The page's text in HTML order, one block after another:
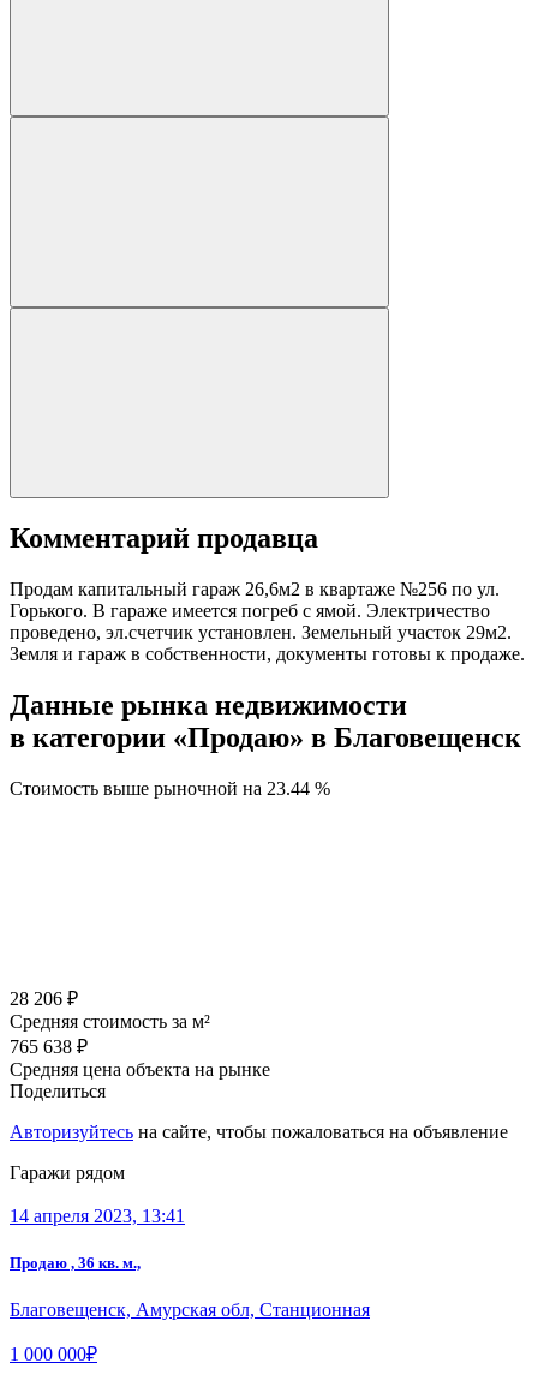
Комментарий продавца
Продам капитальный гараж 26,6м2 в квартаже №256 по ул.
Горького. В гараже имеется погреб с ямой. Электричество
проведено, эл.счетчик установлен. Земельный участок 29м2.
Земля и гараж в собственности, документы готовы к продаже.
Данные рынка недвижимости
в категории «Продаю» в Благовещенск
Стоимость выше рыночной на 23.44 %
28 206 ₽
Средняя стоимость за м²
765 638 ₽
Средняя цена объекта на рынке
Поделиться
Авторизуйтесь на сайте, чтобы пожаловаться на объявление
Гаражи рядом
14 апреля 2023, 13:41
Продаю , 36 кв. м.,
Благовещенск, Амурская обл, Станционная
1 000 000₽